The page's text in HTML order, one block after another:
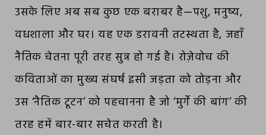
उसके लिए अब सब कुछ एक बराबर है—पशु, मनुष्य,
वधशाला और घर। यह एक डरावनी तटस्थता है, जहाँ
नैतिक चेतना पूरी तरह सुन्न हो गई है। रोज़ेवोच की
कविताओं का मुख्य संघर्ष इसी जड़ता को तोड़ना और
उस ‘नैतिक टूटन’ को पहचानना है जो ‘मुर्गे की बांग’ की
तरह हमें बार-बार सचेत करती है।